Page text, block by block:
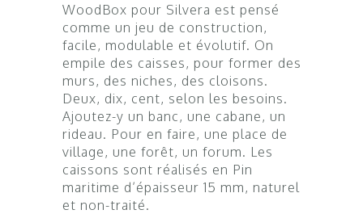
WoodBox pour Silvera est pensé
comme un jeu de construction,
facile, modulable et évolutif. On
empile des caisses, pour former des
murs, des niches, des cloisons.
Deux, dix, cent, selon les besoins.
Ajoutez-y un banc, une cabane, un
rideau. Pour en faire, une place de
village, une forêt, un forum. Les
caissons sont réalisés en Pin
maritime d’épaisseur 15 mm, naturel
et non-traité.